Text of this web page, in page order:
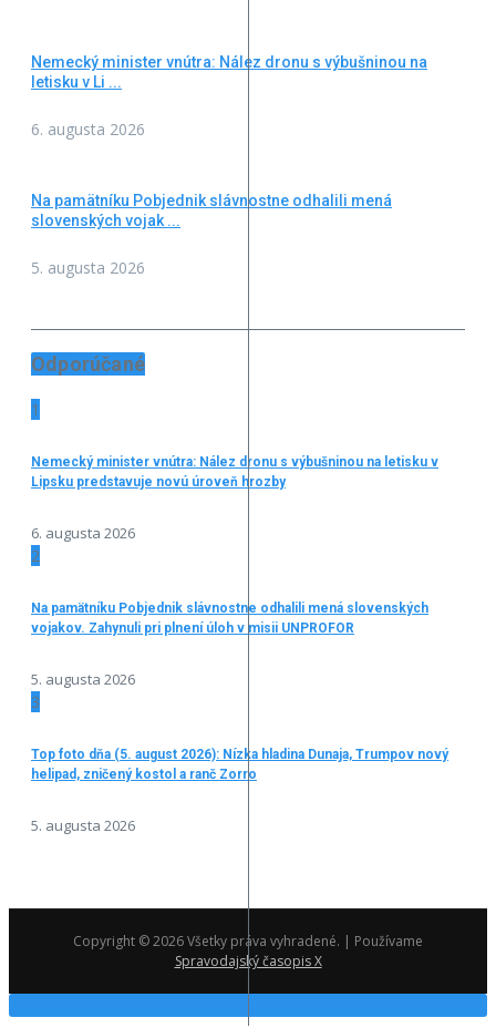
Nemecký minister vnútra: Nález dronu s výbušninou na
letisku v Li ...
6. augusta 2026
Na pamätníku Pobjednik slávnostne odhalili mená
slovenských vojak ...
5. augusta 2026
Odporúčané
1
Nemecký minister vnútra: Nález dronu s výbušninou na letisku v
Lipsku predstavuje novú úroveň hrozby
6. augusta 2026
2
Na pamätníku Pobjednik slávnostne odhalili mená slovenských
vojakov. Zahynuli pri plnení úloh v misii UNPROFOR
5. augusta 2026
3
Top foto dňa (5. august 2026): Nízka hladina Dunaja, Trumpov nový
helipad, zničený kostol a ranč Zorro
5. augusta 2026
Copyright © 2026 Všetky práva vyhradené. | Používame
Spravodajský časopis X